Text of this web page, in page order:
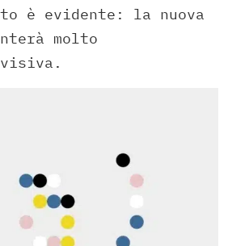
è evidente: la nuova
molto